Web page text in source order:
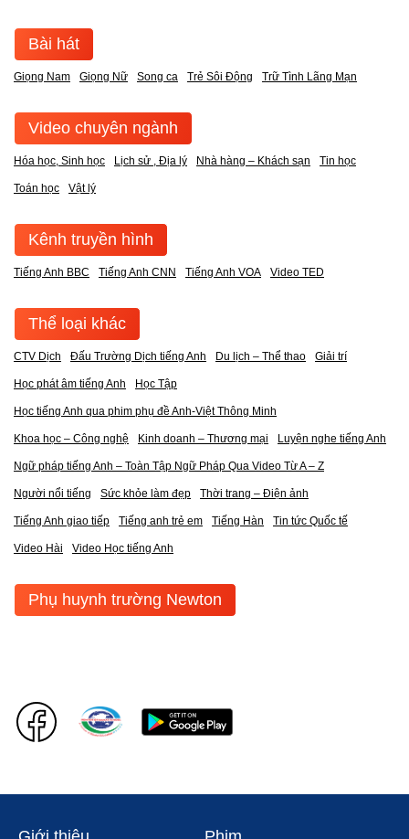
Bài hát
Giọng Nam Giọng Nữ Song ca Trẻ Sôi Động Trữ Tình Lãng Mạn
Video chuyên ngành
Hóa học, Sinh học Lịch sử , Địa lý Nhà hàng – Khách sạn Tin học
Toán học Vật lý
Kênh truyền hình
Tiếng Anh BBC Tiếng Anh CNN Tiếng Anh VOA Video TED
Thể loại khác
CTV Dịch Đấu Trường Dịch tiếng Anh Du lịch – Thể thao Giải trí
Học phát âm tiếng Anh Học Tập
Học tiếng Anh qua phim phụ đề Anh-Việt Thông Minh
Khoa học – Công nghệ Kinh doanh – Thương mại Luyện nghe tiếng Anh
Ngữ pháp tiếng Anh – Toàn Tập Ngữ Pháp Qua Video Từ A – Z
Người nổi tiếng Sức khỏe làm đẹp Thời trang – Điện ảnh
Tiếng Anh giao tiếp Tiếng anh trẻ em Tiếng Hàn Tin tức Quốc tế
Video Hài Video Học tiếng Anh
Phụ huynh trường Newton